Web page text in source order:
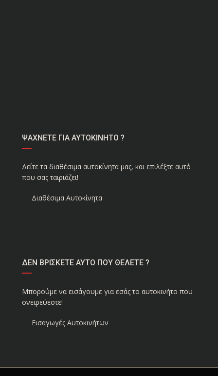
ΨΑΧΝΕΤΕ ΓΙΑ ΑΥΤΟΚΙΝΗΤΟ ?
Δείτε τα διαθέσιμα αυτοκίνητα μας, και επιλέξτε αυτό
που σας ταιριάζει!
Διαθέσιμα Αυτοκίνητα
ΔΕΝ ΒΡΙΣΚΕΤΕ ΑΥΤΟ ΠΟΥ ΘΕΛΕΤΕ ?
Μπορούμε να εισάγουμε για εσάς το αυτοκινήτο που
ονειρεύεστε!
Εισαγωγές Αυτοκινήτων